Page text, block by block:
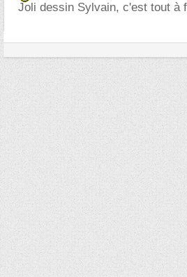
Joli dessin Sylvain, c'est tout à